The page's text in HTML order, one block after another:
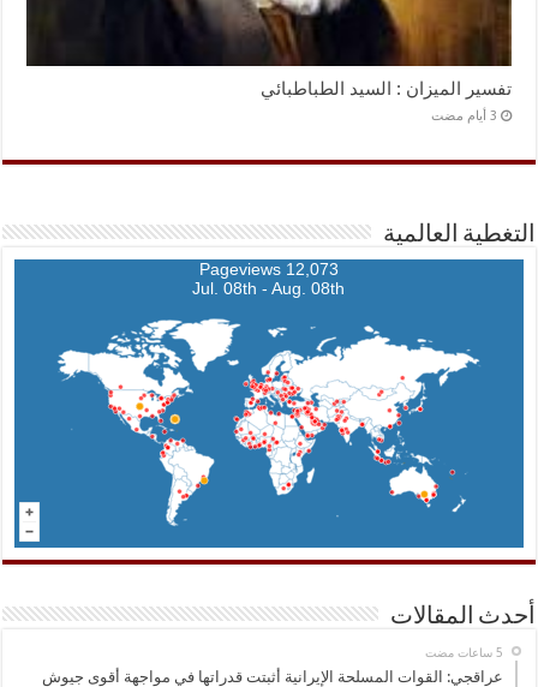
تفسير الميزان : السيد الطباطبائي
التغطية العالمية
12,073 Pageviews
Jul. 08th - Aug. 08th
أحدث المقالات
عراقجي: القوات المسلحة الإيرانية أثبتت قدراتها في مواجهة أقوى جيوش